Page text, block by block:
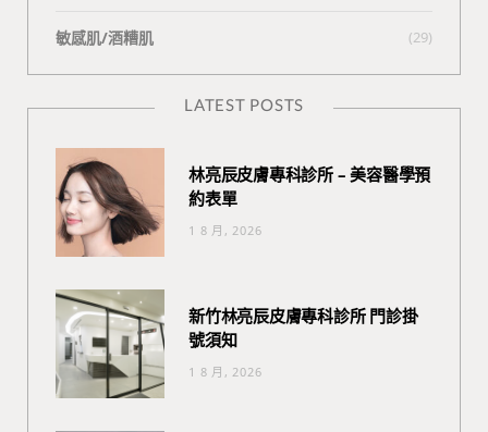
敏感肌/酒糟肌 (29)
LATEST POSTS
林亮辰皮膚專科診所 – 美容醫學預
約表單
1 8 月, 2026
新竹林亮辰皮膚專科診所 門診掛
號須知
1 8 月, 2026